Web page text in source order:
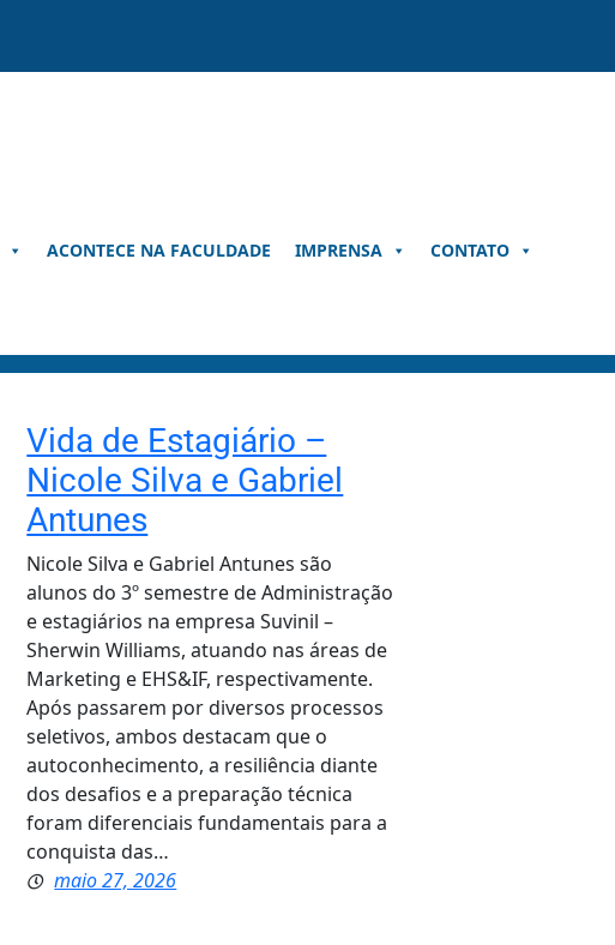
ACONTECE NA FACULDADE IMPRENSA CONTATO
Vida de Estagiário –
Nicole Silva e Gabriel
Antunes
Nicole Silva e Gabriel Antunes são
alunos do 3º semestre de Administração
e estagiários na empresa Suvinil –
Sherwin Williams, atuando nas áreas de
Marketing e EHS&IF, respectivamente.
Após passarem por diversos processos
seletivos, ambos destacam que o
autoconhecimento, a resiliência diante
dos desafios e a preparação técnica
foram diferenciais fundamentais para a
conquista das…
maio 27, 2026